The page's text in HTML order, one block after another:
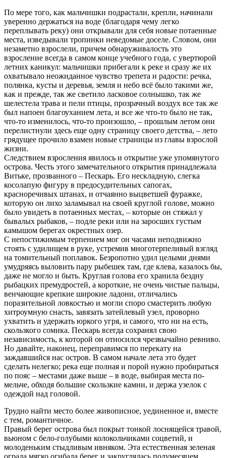
По мере того, как мальчишки подрастали, крепли, начинали
уверенно держаться на воде (благодаря чему легко
переплывать реку) они открывали для себя новые потаенные
места, изведывали тропинки неведомые доселе. Словом, они
незаметно взрослели, причем обнаруживалость это
взросление всегда в самом конце учебного года, с увертюрой
летних каникул: мальчишки прибегали к реке и сразу же их
охватывало неожиданное чувство трепета и радости: речка,
полянка, кусты и деревья, земля и небо всё было такими же,
как и прежде, так же светило ласковое солнышко, так же
шелестела трава и пели птицы, прозрачный воздух все так же
был напоен благоуханием лета, и все же что-то было не так,
что-то изменилось, что-то произошло, – прошлым летом они
перелистнули здесь еще одну страницу своего детства, – лето
грядущее прочило взамен новые страницы из главы взрослой
жизни.
Следствием взросления явилось и открытие уже упомянутого
острова. Честь этого замечательного открытия принадлежала
Витьке, прозванного – Пескарь. Его нескладную, слегка
косолапую фигуру в предосудительных сапогах,
красноречивых штанах, и отчаянно выцветшей фуражке,
которую он лихо заламывал на своей круглой голове, можно
было увидеть в потаенных местах, – которые он стяжал у
бывалых рыбаков, – подле реки или на заросших густым
камышом берегах окрестных озер.
С непостижимым терпением мог он часами неподвижно
стоять с удилищем в руке, устремив многотерпеливый взгляд
на томительный поплавок. Безропотно удил целыми днями
умудряясь выловить пару рыбешек там, где клева, казалось бы,
даже не могло и быть. Круглая голова его хранила бездну
рыбацких премудростей, а короткие, не очень чистые пальцы,
венчающие крепкие широкие ладони, отличались
поразительной ловкостью и могли споро смастерить любую
хитроумную снасть, завязать затейлевый узел, проворно
ухватить и удержать юркого угря, и самого, что ни на есть,
скользкого сомика. Пескарь всегда сохранял свою
независимость, к которой он относился чрезвычайно ревниво.
Но давайте, наконец, переправимся по перекату на
заждавшийся нас остров. В самом начале лета это будет
сделать нелегко; река еще полная и порой нужно пробираться
по пояс – местами даже выше – в воде, выбирая места по-
мельче, обходя большие скользкие камни, и держа узелок с
одеждой над головой.
Трудно найти место более живописное, уединенное и, вместе
с тем, романтичное.
Правый берег острова был покрыт тонкой лоснящейся травой,
вьюном с бело-голубыми колокольчиками соцветий, и
молоденьким стыдливым ивняком. Эта естественная зеленая
ограда мягко огибала берег и закруглялась полумесяцем,